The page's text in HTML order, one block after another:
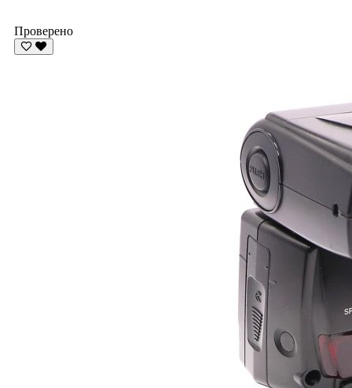
Проверено